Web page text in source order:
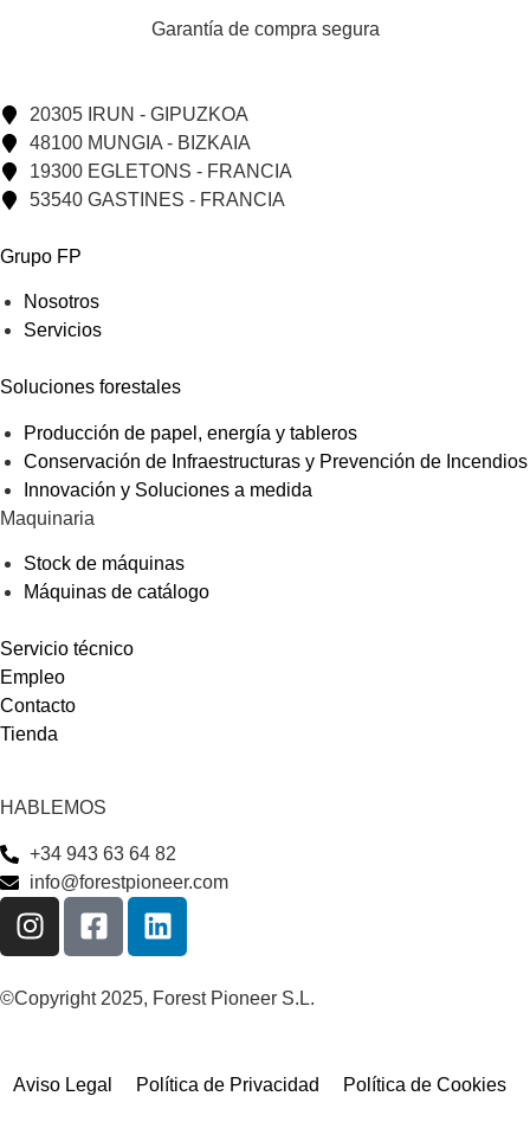
Garantía de compra segura
20305 IRUN - GIPUZKOA
48100 MUNGIA - BIZKAIA
19300 EGLETONS - FRANCIA
53540 GASTINES - FRANCIA
Grupo FP
Nosotros
Servicios
Soluciones forestales
Producción de papel, energía y tableros
Conservación de Infraestructuras y Prevención de Incendios
Innovación y Soluciones a medida
Maquinaria
Stock de máquinas
Máquinas de catálogo
Servicio técnico
Empleo
Contacto
Tienda
HABLEMOS
+34 943 63 64 82
info@forestpioneer.com
©Copyright 2025, Forest Pioneer S.L.
Aviso Legal Política de Privacidad Política de Cookies